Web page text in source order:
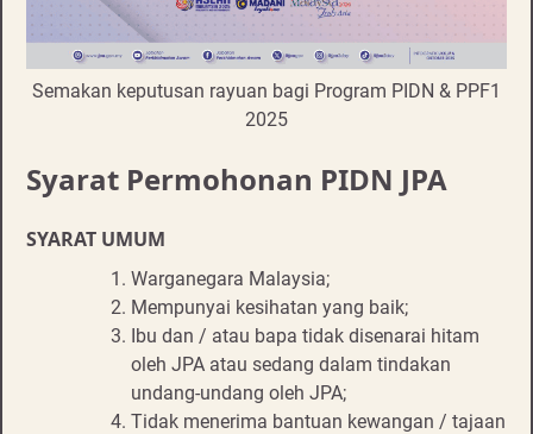
Semakan keputusan rayuan bagi Program PIDN & PPF1
2025
Syarat Permohonan PIDN JPA
SYARAT UMUM
Warganegara Malaysia;
Mempunyai kesihatan yang baik;
Ibu dan / atau bapa tidak disenarai hitam
oleh JPA atau sedang dalam tindakan
undang-undang oleh JPA;
Tidak menerima bantuan kewangan / tajaan